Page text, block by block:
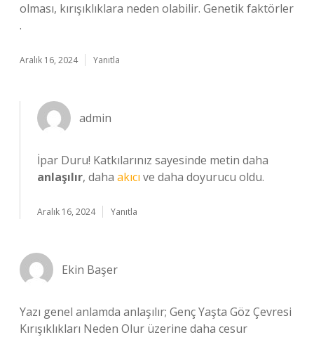
olması, kırışıklıklara neden olabilir. Genetik faktörler
.
Aralık 16, 2024 Yanıtla
admin
İpar Duru! Katkılarınız sayesinde metin daha
anlaşılır, daha akıcı ve daha doyurucu oldu.
Aralık 16, 2024 Yanıtla
Ekin Başer
Yazı genel anlamda anlaşılır; Genç Yaşta Göz Çevresi
Kırışıklıkları Neden Olur üzerine daha cesur